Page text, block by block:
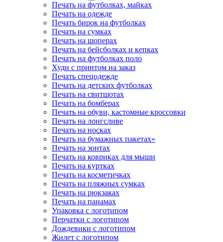
Печать на футболках, майках
Печать на одежде
Печать бирок на футболках
Печать на сумках
Печать на шоперах
Печать на бейсболках и кепках
Печать на футболках поло
Худи с принтом на заказ
Печать спецодежде
Печать на детских футболках
Печать на свитшотах
Печать на бомберах
Печать на обуви, кастомные кроссовки
Печать на лонгсливе
Печать на носках
Печать на бумажных пакетах»
Печать на зонтах
Печать на ковриках для мыши
Печать на куртках
Печать на косметичках
Печать на пляжных сумках
Печать на рюкзаках
Печать на панамах
Упаковка с логотипом
Перчатки с логотипом
Дождевики с логотипом
Жилет с логотипом